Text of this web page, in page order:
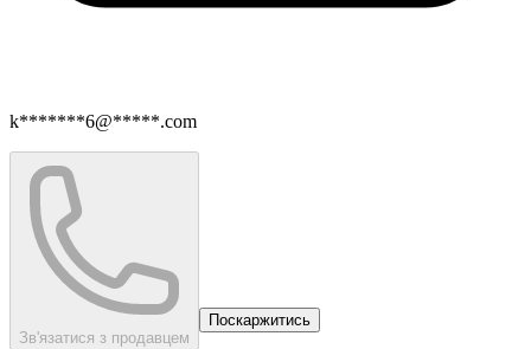
k*******6@*****.com
Зв'язатися з продавцем
Поскаржитись